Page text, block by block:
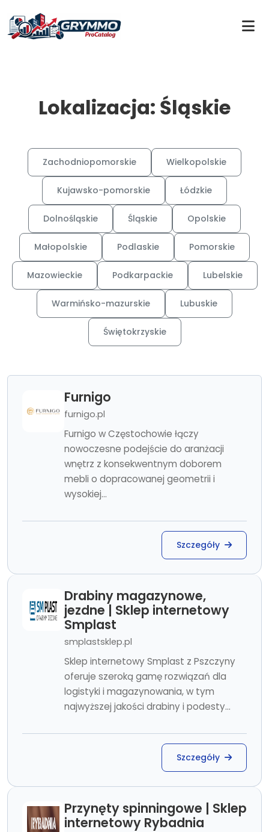
Lokalizacja: Śląskie
Zachodniopomorskie Wielkopolskie
Kujawsko-pomorskie Łódzkie
Dolnośląskie Śląskie Opolskie
Małopolskie Podlaskie Pomorskie
Mazowieckie Podkarpackie Lubelskie
Warmińsko-mazurskie Lubuskie
Świętokrzyskie
Furnigo
furnigo.pl
Furnigo w Częstochowie łączy
nowoczesne podejście do aranżacji
wnętrz z konsekwentnym doborem
mebli o dopracowanej geometrii i
wysokiej...
Szczegóły
Drabiny magazynowe,
jezdne | Sklep internetowy
Smplast
smplastsklep.pl
Sklep internetowy Smplast z Pszczyny
oferuje szeroką gamę rozwiązań dla
logistyki i magazynowania, w tym
najwyższej jakości drabiny i podesty...
Szczegóły
Przynęty spinningowe | Sklep
internetowy Rybadnia